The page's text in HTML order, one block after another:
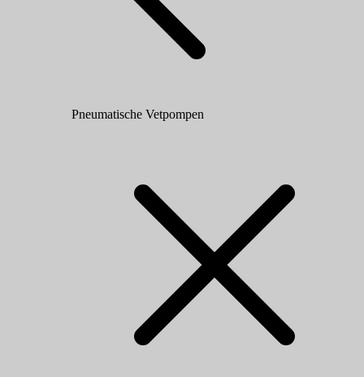
Pneumatische Vetpompen